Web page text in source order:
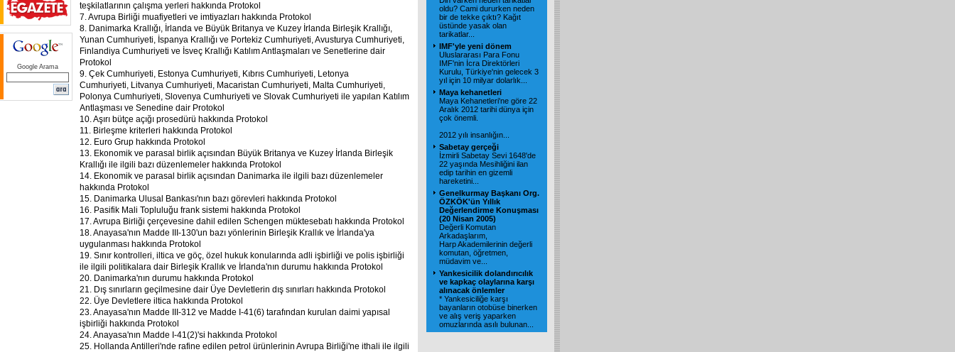
Google Arama
teşkilatlarının çalışma yerleri hakkında Protokol
7. Avrupa Birliği muafiyetleri ve imtiyazları hakkında Protokol
8. Danimarka Krallığı, İrlanda ve Büyük Britanya ve Kuzey İrlanda Birleşik Krallığı,
Yunan Cumhuriyeti, İspanya Krallığı ve Portekiz Cumhuriyeti, Avusturya Cumhuriyeti,
Finlandiya Cumhuriyeti ve İsveç Krallığı Katılım Antlaşmaları ve Senetlerine dair
Protokol
9. Çek Cumhuriyeti, Estonya Cumhuriyeti, Kıbrıs Cumhuriyeti, Letonya
Cumhuriyeti, Litvanya Cumhuriyeti, Macaristan Cumhuriyeti, Malta Cumhuriyeti,
Polonya Cumhuriyeti, Slovenya Cumhuriyeti ve Slovak Cumhuriyeti ile yapılan Katılım
Antlaşması ve Senedine dair Protokol
10. Aşırı bütçe açığı prosedürü hakkında Protokol
11. Birleşme kriterleri hakkında Protokol
12. Euro Grup hakkında Protokol
13. Ekonomik ve parasal birlik açısından Büyük Britanya ve Kuzey İrlanda Birleşik
Krallığı ile ilgili bazı düzenlemeler hakkında Protokol
14. Ekonomik ve parasal birlik açısından Danimarka ile ilgili bazı düzenlemeler
hakkında Protokol
15. Danimarka Ulusal Bankası'nın bazı görevleri hakkında Protokol
16. Pasifik Mali Topluluğu frank sistemi hakkında Protokol
17. Avrupa Birliği çerçevesine dahil edilen Schengen müktesebatı hakkında Protokol
18. Anayasa'nın Madde III-130'un bazı yönlerinin Birleşik Krallık ve İrlanda'ya
uygulanması hakkında Protokol
19. Sınır kontrolleri, iltica ve göç, özel hukuk konularında adli işbirliği ve polis işbirliği
ile ilgili politikalara dair Birleşik Krallık ve İrlanda'nın durumu hakkında Protokol
20. Danimarka'nın durumu hakkında Protokol
21. Dış sınırların geçilmesine dair Üye Devletlerin dış sınırları hakkında Protokol
22. Üye Devletlere iltica hakkında Protokol
23. Anayasa'nın Madde III-312 ve Madde I-41(6) tarafından kurulan daimi yapısal
işbirliği hakkında Protokol
24. Anayasa'nın Madde I-41(2)'si hakkında Protokol
25. Hollanda Antilleri'nde rafine edilen petrol ürünlerinin Avrupa Birliği'ne ithali ile ilgili
oldu? Cami dururken neden
bir de tekke çıktı? Kağıt
üstünde yasak olan
tarikatlar...
IMF'yle yeni dönem
Uluslararası Para Fonu
IMF'nin İcra Direktörleri
Kurulu, Türkiye'nin gelecek 3
yıl için 10 milyar dolarlık...
Maya kehanetleri
Maya Kehanetleri'ne göre 22
Aralık 2012 tarihi dünya için
çok önemli.
2012 yılı insanlığın...
Sabetay gerçeği
İzmirli Sabetay Sevi 1648'de
22 yaşında Mesihliğini ilan
edip tarihin en gizemli
hareketini...
Genelkurmay Başkanı Org.
ÖZKÖK'ün Yıllık
Değerlendirme Konuşması
(20 Nisan 2005)
Değerli Komutan
Arkadaşlarım,
Harp Akademilerinin değerli
komutan, öğretmen,
müdavim ve...
Yankesicilik dolandırıcılık
ve kapkaç olaylarına karşı
alınacak önlemler
* Yankesiciliğe karşı
bayanların otobüse binerken
ve alış veriş yaparken
omuzlarında asılı bulunan...